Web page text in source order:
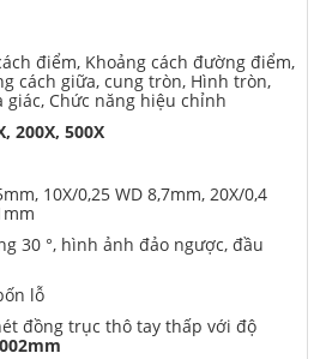
điểm, Khoảng cách đường điểm,
cách giữa, cung tròn, Hình tròn,
Chức năng hiệu chỉnh
200X, 500X
10X/0,25 WD 8,7mm, 20X/0,4
30 °, hình ảnh đảo ngược, đầu
lỗ
đồng trục thô tay thấp với độ